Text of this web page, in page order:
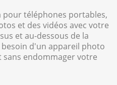
pour téléphones portables,
et des vidéos avec votre
et au-dessous de la
d'un appareil photo
endommager votre